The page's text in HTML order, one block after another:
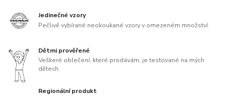
Jedinečné vzory
Pečlivě vybírané neokoukané vzory v omezeném množství.
Dětmi prověřené
Veškeré oblečení, které prodávám, je testované na mých
dětech.
Regionální produkt